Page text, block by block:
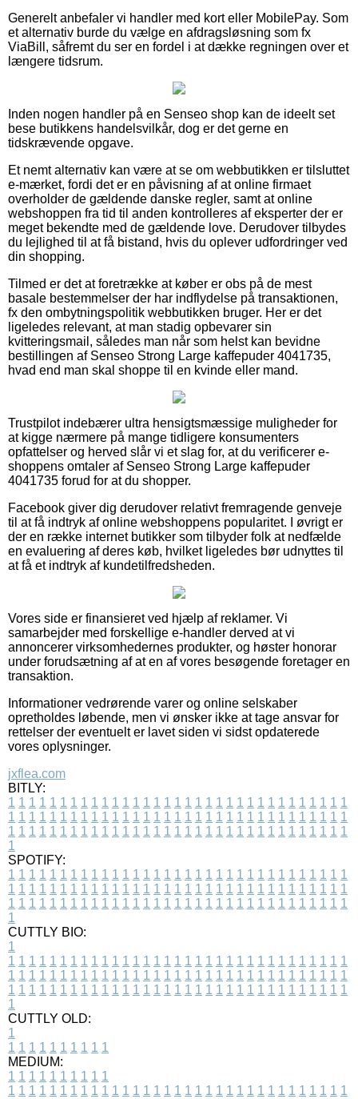
Generelt anbefaler vi handler med kort eller MobilePay. Som
et alternativ burde du vælge en afdragsløsning som fx
ViaBill, såfremt du ser en fordel i at dække regningen over et
længere tidsrum.
Inden nogen handler på en Senseo shop kan de ideelt set
bese butikkens handelsvilkår, dog er det gerne en
tidskrævende opgave.
Et nemt alternativ kan være at se om webbutikken er tilsluttet
e-mærket, fordi det er en påvisning af at online firmaet
overholder de gældende danske regler, samt at online
webshoppen fra tid til anden kontrolleres af eksperter der er
meget bekendte med de gældende love. Derudover tilbydes
du lejlighed til at få bistand, hvis du oplever udfordringer ved
din shopping.
Tilmed er det at foretrække at køber er obs på de mest
basale bestemmelser der har indflydelse på transaktionen,
fx den ombytningspolitik webbutikken bruger. Her er det
ligeledes relevant, at man stadig opbevarer sin
kvitteringsmail, således man når som helst kan bevidne
bestillingen af Senseo Strong Large kaffepuder 4041735,
hvad end man skal shoppe til en kvinde eller mand.
Trustpilot indebærer ultra hensigtsmæssige muligheder for
at kigge nærmere på mange tidligere konsumenters
opfattelser og herved slår vi et slag for, at du verificerer e-
shoppens omtaler af Senseo Strong Large kaffepuder
4041735 forud for at du shopper.
Facebook giver dig derudover relativt fremragende genveje
til at få indtryk af online webshoppens popularitet. I øvrigt er
der en række internet butikker som tilbyder folk at nedfælde
en evaluering af deres køb, hvilket ligeledes bør udnyttes til
at få et indtryk af kundetilfredsheden.
Vores side er finansieret ved hjælp af reklamer. Vi
samarbejder med forskellige e-handler derved at vi
annoncerer virksomhedernes produkter, og høster honorar
under forudsætning af at en af vores besøgende foretager en
transaktion.
Informationer vedrørende varer og online selskaber
opretholdes løbende, men vi ønsker ikke at tage ansvar for
rettelser der eventuelt er lavet siden vi sidst opdaterede
vores oplysninger.
jxflea.com
BITLY:
1 1 1 1 1 1 1 1 1 1 1 1 1 1 1 1 1 1 1 1 1 1 1 1 1 1 1 1 1 1 1 1 1
1 1 1 1 1 1 1 1 1 1 1 1 1 1 1 1 1 1 1 1 1 1 1 1 1 1 1 1 1 1 1 1 1
1 1 1 1 1 1 1 1 1 1 1 1 1 1 1 1 1 1 1 1 1 1 1 1 1 1 1 1 1 1 1 1 1
1
SPOTIFY:
1 1 1 1 1 1 1 1 1 1 1 1 1 1 1 1 1 1 1 1 1 1 1 1 1 1 1 1 1 1 1 1 1
1 1 1 1 1 1 1 1 1 1 1 1 1 1 1 1 1 1 1 1 1 1 1 1 1 1 1 1 1 1 1 1 1
1 1 1 1 1 1 1 1 1 1 1 1 1 1 1 1 1 1 1 1 1 1 1 1 1 1 1 1 1 1 1 1 1
1
CUTTLY BIO:
1
1 1 1 1 1 1 1 1 1 1 1 1 1 1 1 1 1 1 1 1 1 1 1 1 1 1 1 1 1 1 1 1 1
1 1 1 1 1 1 1 1 1 1 1 1 1 1 1 1 1 1 1 1 1 1 1 1 1 1 1 1 1 1 1 1 1
1 1 1 1 1 1 1 1 1 1 1 1 1 1 1 1 1 1 1 1 1 1 1 1 1 1 1 1 1 1 1 1 1
1
CUTTLY OLD:
1
1 1 1 1 1 1 1 1 1 1
MEDIUM:
1 1 1 1 1 1 1 1 1 1
1 1 1 1 1 1 1 1 1 1 1 1 1 1 1 1 1 1 1 1 1 1 1 1 1 1 1 1 1 1 1 1 1